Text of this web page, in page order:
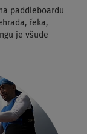
paddleboardu
řeka,
je všude